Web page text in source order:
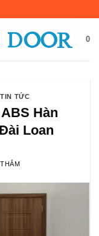
0
TIN TỨC
Hàn
Loan
THẮM